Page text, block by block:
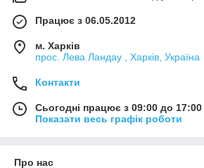
Працює з 06.05.2012
м. Харків
прос. Лева Ландау , Харків, Україна
Контакти
Сьогодні працює з 09:00 до 17:00
Показати весь графік роботи
Про нас